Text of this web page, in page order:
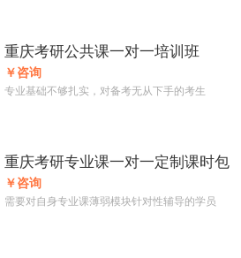
重庆考研公共课一对一培训班
￥咨询
专业基础不够扎实，对备考无从下手的考生
重庆考研专业课一对一定制课时包
￥咨询
需要对自身专业课薄弱模块针对性辅导的学员